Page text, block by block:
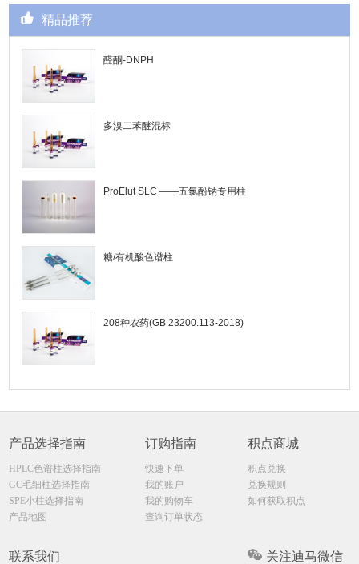
精品推荐
醛酮-DNPH
多溴二苯醚混标
ProElut SLC ——五氯酚钠专用柱
糖/有机酸色谱柱
208种农药(GB 23200.113-2018)
产品选择指南
HPLC色谱柱选择指南
GC毛细柱选择指南
SPE小柱选择指南
产品地图
订购指南
快速下单
我的账户
我的购物车
查询订单状态
积点商城
积点兑换
兑换规则
如何获取积点
联系我们 关注迪马微信